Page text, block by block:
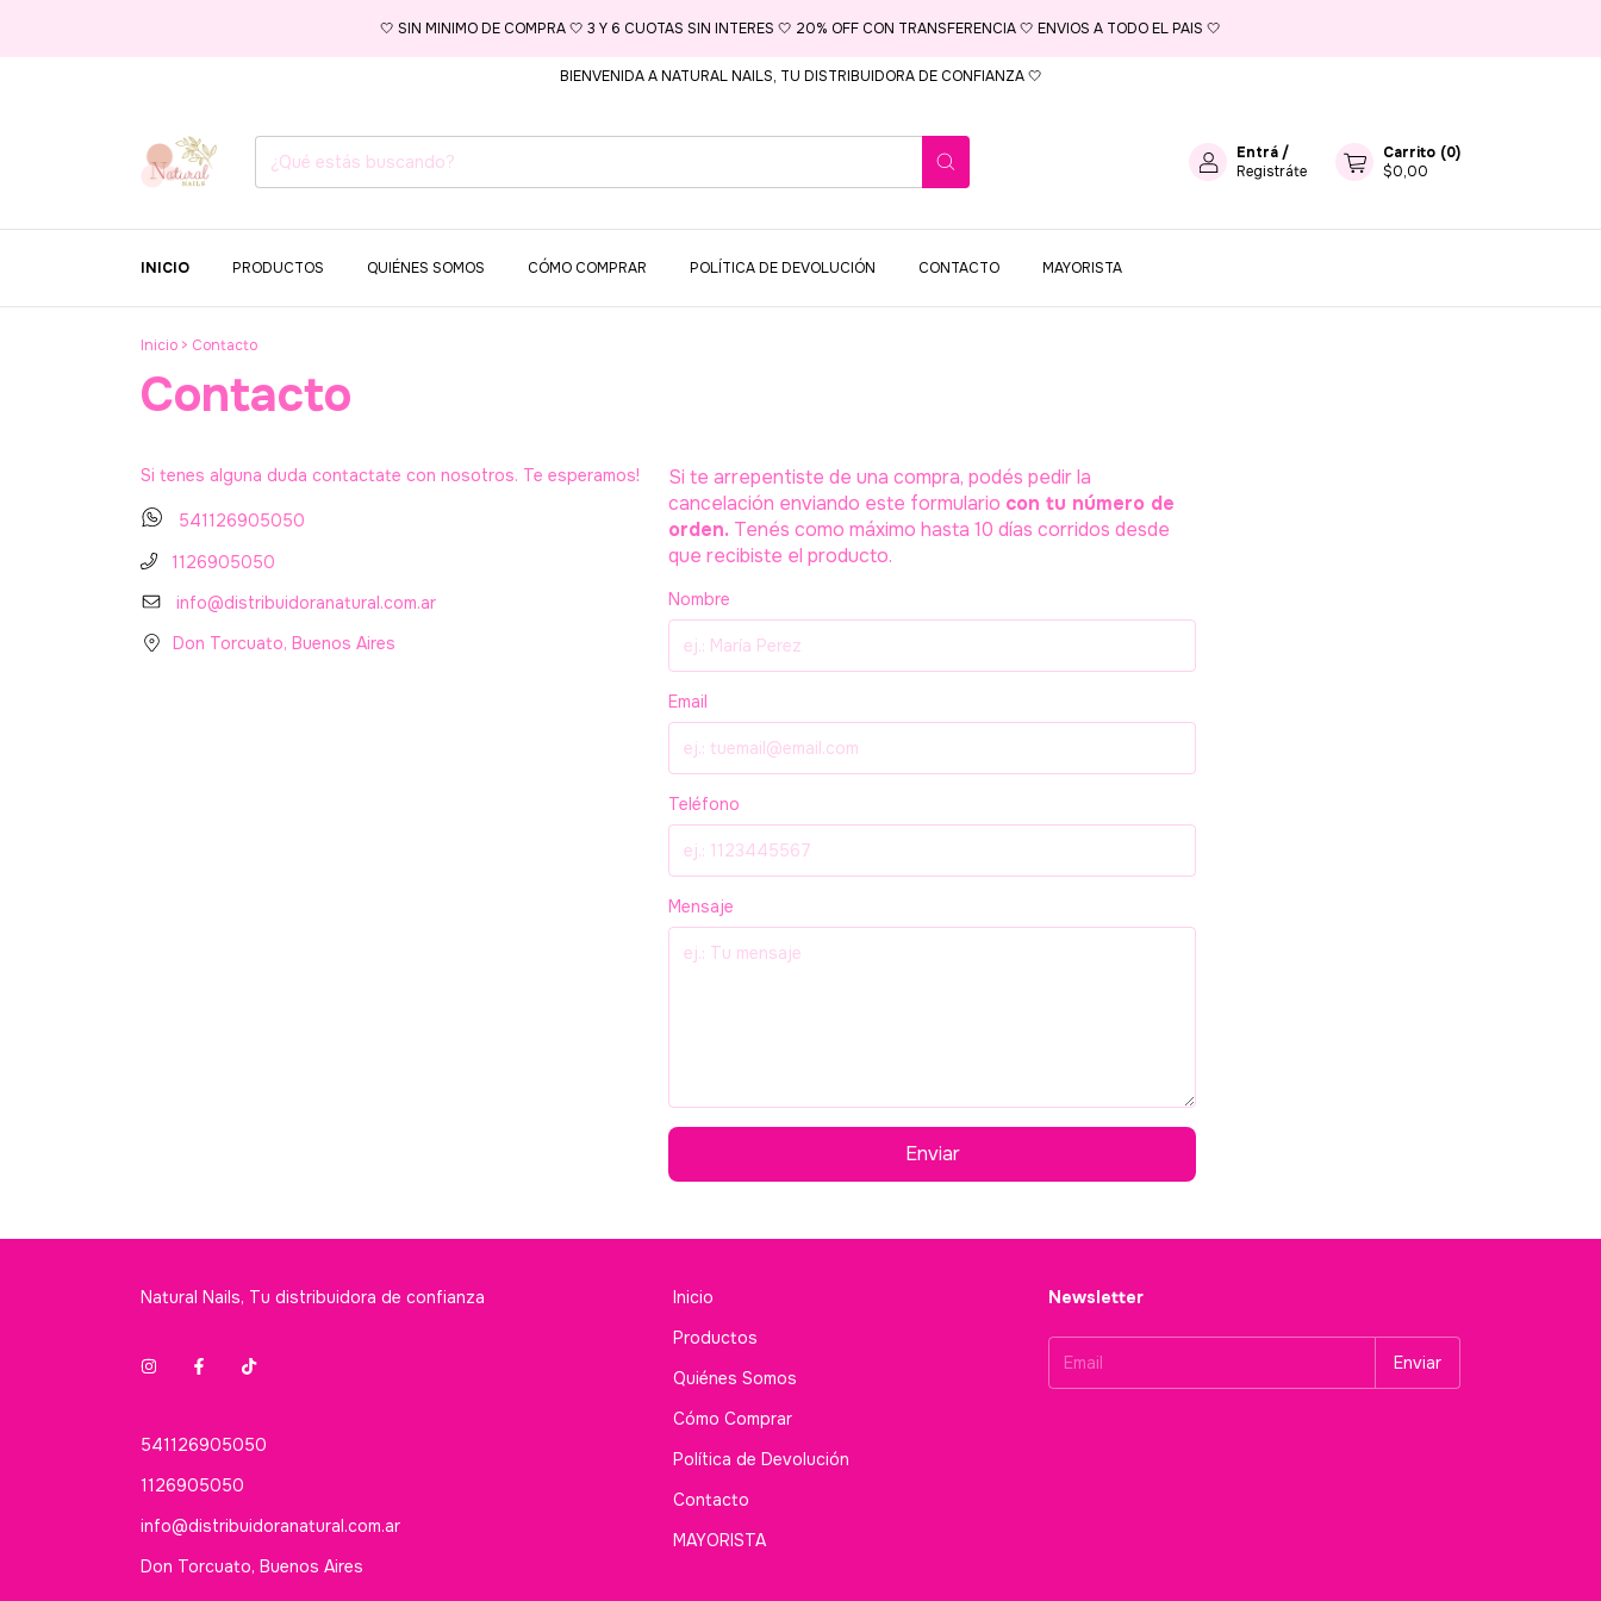
🤍 SIN MINIMO DE COMPRA 🤍 3 Y 6 CUOTAS SIN INTERES 🤍 20% OFF CON TRANSFERENCIA 🤍 ENVIOS A TODO EL PAIS 🤍
BIENVENIDA A NATURAL NAILS, TU DISTRIBUIDORA DE CONFIANZA 🤍
Entrá /
Registráte
Carrito (0)
$0,00
INICIO PRODUCTOS QUIÉNES SOMOS CÓMO COMPRAR POLÍTICA DE DEVOLUCIÓN CONTACTO MAYORISTA
Inicio > Contacto
Contacto
Si tenes alguna duda contactate con nosotros. Te esperamos!
541126905050
1126905050
info@distribuidoranatural.com.ar
Don Torcuato, Buenos Aires
Si te arrepentiste de una compra, podés pedir la
cancelación enviando este formulario con tu número de
orden. Tenés como máximo hasta 10 días corridos desde
que recibiste el producto.
Nombre
Email
Teléfono
Mensaje
Enviar
Natural Nails, Tu distribuidora de confianza
541126905050
1126905050
info@distribuidoranatural.com.ar
Don Torcuato, Buenos Aires
Inicio
Productos
Quiénes Somos
Cómo Comprar
Política de Devolución
Contacto
MAYORISTA
Newsletter